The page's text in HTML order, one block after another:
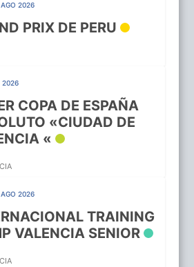
2026
PRIX DE PERU
2026
COPA DE ESPAÑA
«CIUDAD DE
«
2026
TRAINING
VALENCIA SENIOR